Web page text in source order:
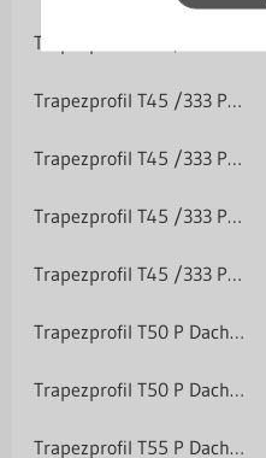
Trapezprofil T45 /333 Purlak/Purmat 50 µm
Trapezprofil T45 /333 Purlak/Purmat 50 µm
Trapezprofil T45 /333 Polyester Matt-Grobkörnig 35 µm
Trapezprofil T45 /333 Polyester Matt-Grobkörnig 35 µm
Trapezprofil T50 P Dach/Wand
Trapezprofil T50 P Dach/Wand
Trapezprofil T55 P Dach/Wand